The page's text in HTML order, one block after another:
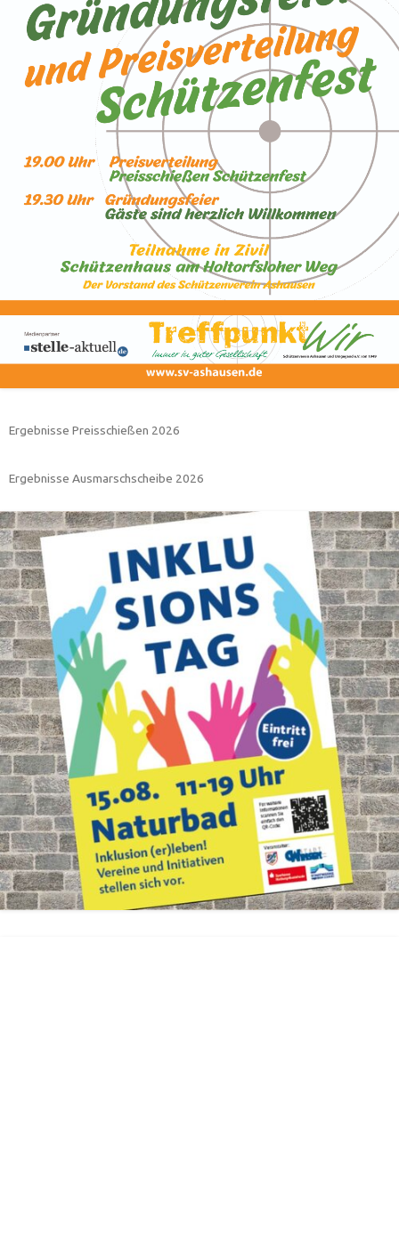
Ergebnisse Preisschießen 2026
Ergebnisse Ausmarschscheibe 2026